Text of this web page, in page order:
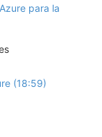
para la
(18:59)